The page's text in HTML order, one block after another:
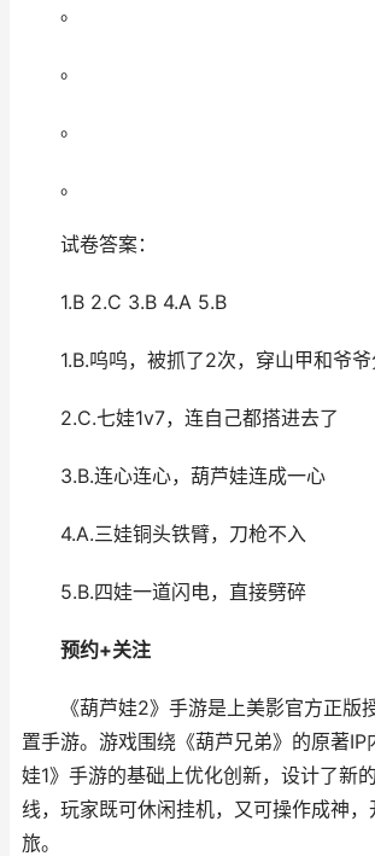
。
。
。
。
试卷答案：
1.B 2.C 3.B 4.A 5.B
1.B.呜呜，被抓了2次，穿山甲和爷爷
2.C.七娃1v7，连自己都搭进去了
3.B.连心连心，葫芦娃连成一心
4.A.三娃铜头铁臂，刀枪不入
5.B.四娃一道闪电，直接劈碎
预约+关注
《葫芦娃2》手游是上美影官方正版
置手游。游戏围绕《葫芦兄弟》的原著IP
娃1》手游的基础上优化创新，设计了新
线，玩家既可休闲挂机，又可操作成神
旅。